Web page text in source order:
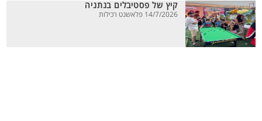
קיץ של פסטיבלים בנתניה
14/7/2026 פלאשנט רכילות